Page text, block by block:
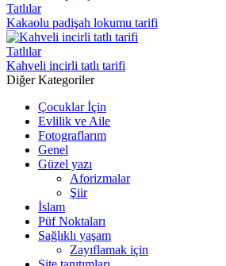
Tatlılar
Kakaolu padişah lokumu tarifi
Tatlılar
Kahveli incirli tatlı tarifi
Diğer Kategoriler
Çocuklar İçin
Evlilik ve Aile
Fotograflarım
Genel
Güzel yazı
Aforizmalar
Şiir
İslam
Püf Noktaları
Sağlıklı yaşam
Zayıflamak için